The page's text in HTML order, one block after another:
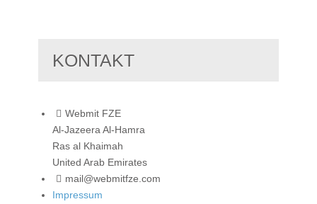
KONTAKT
Webmit FZE
Al-Jazeera Al-Hamra
Ras al Khaimah
United Arab Emirates
mail@webmitfze.com
Impressum